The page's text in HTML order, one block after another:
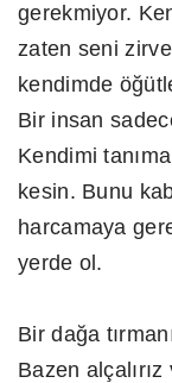
gerekmiyor.
zaten seni
kendimde
Bir insan
Kendimi
kesin. Bunu
harcamaya
yerde ol.
Bir dağa
Bazen